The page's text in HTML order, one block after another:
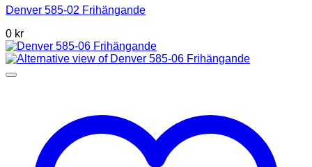
Denver 585-02 Frihängande
0 kr